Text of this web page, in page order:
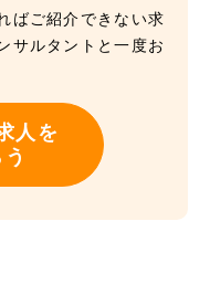
ばご紹介できない求
サルタントと一度お
人を